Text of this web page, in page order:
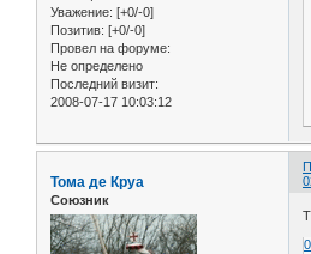
Уважение: [+0/-0]
Позитив: [+0/-0]
Провел на форуме:
Не определено
Последний визит:
2008-07-17 10:03:12
Тома де Круа
Союзник
0